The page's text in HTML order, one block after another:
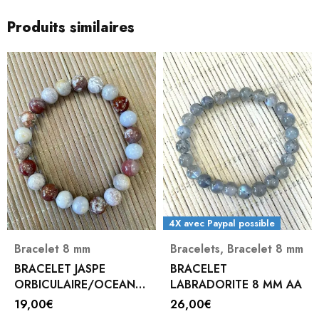
Produits similaires
Bracelet 8 mm
BRACELET JASPE
ORBICULAIRE/OCEAN
ROSE 8 MM
19,00€
4X avec Paypal possible
Bracelets, Bracelet 8 mm
BRACELET
LABRADORITE 8 MM AA
26,00€